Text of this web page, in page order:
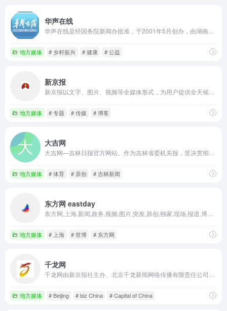
华声在线
地方媒体 # 乡村振兴 # 健康 # 公益
新京报
地方媒体 # 专题 # 传媒 # 博客
大吉网
地方媒体 # 体育 # 原创 # 吉林新闻
东方网 eastday
地方媒体 # 上海 # 世博 # 东方网
千龙网
地方媒体 # Beijing # biz China # Capital of China